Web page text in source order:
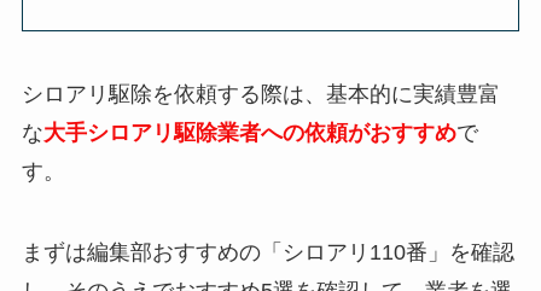
シロアリ駆除を依頼する際は、基本的に実績豊富
な大手シロアリ駆除業者への依頼がおすすめで
す。
まずは編集部おすすめの「シロアリ110番」を確認